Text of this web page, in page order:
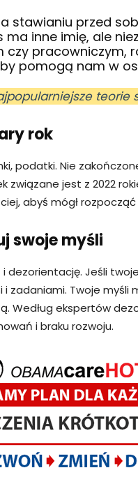
stawianiu przed
ma inne imię, ale
czy pracowniczym,
pomogą nam w
teorie
rok
podatki. Nie
związane jest z 2022
abyś mógł rozpocząć
swoje myśli
dezorientację. Jeśli
zadaniami. Twoje myśli
Według ekspertów
i braku rozwoju.